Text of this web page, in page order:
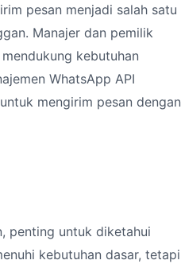
pesan menjadi salah satu
Manajer dan pemilik
kebutuhan
WhatsApp API
mengirim pesan dengan
penting untuk diketahui
kebutuhan dasar, tetapi